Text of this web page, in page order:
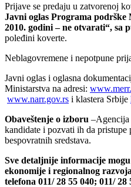
Prijave se predaju u zatvorenoj
Javni oglas Programa podrške
2010. godini – ne otvarati“, sa
poleđini koverte.
Neblagovremene i nepotpune
Javni oglas i oglasna
Ministarstva na adresi:
www.narr.gov.rs i klastera Srbije
Obaveštenje o izboru –Agencija
kandidate i pozvati ih da
bespovratnih sredstava.
Sve detaljnije informacije
ekonomije i regionalnog
telefona 011/ 28 55 040; 011/ 28